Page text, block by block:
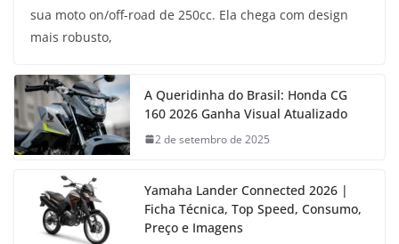
sua moto on/off-road de 250cc. Ela chega com design
mais robusto,
A Queridinha do Brasil: Honda CG
160 2026 Ganha Visual Atualizado
2 de setembro de 2025
Yamaha Lander Connected 2026 |
Ficha Técnica, Top Speed, Consumo,
Preço e Imagens